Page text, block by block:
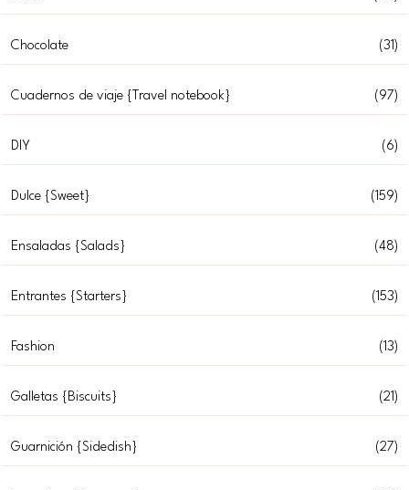
Chocolate (31)
Cuadernos de viaje {Travel notebook} (97)
DIY (6)
Dulce {Sweet} (159)
Ensaladas {Salads} (48)
Entrantes {Starters} (153)
Fashion (13)
Galletas {Biscuits} (21)
Guarnición {Sidedish} (27)